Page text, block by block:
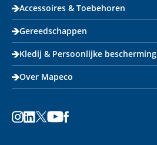
Accessoires & Toebehoren
Gereedschappen
Kledij & Persoonlijke bescherming
Over Mapeco